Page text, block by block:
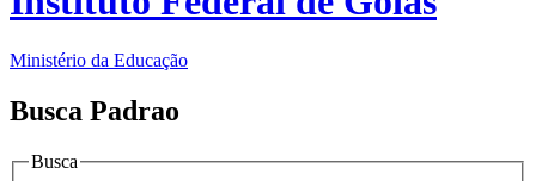
Ministério da Educação
Busca Padrao
Busca